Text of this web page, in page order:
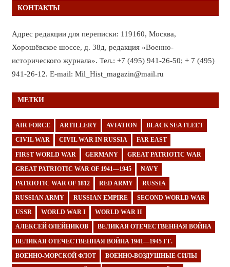
КОНТАКТЫ
Адрес редакции для переписки: 119160, Москва,
Хорошёвское шоссе, д. 38д, редакция «Военно-
исторического журнала». Тел.: +7 (495) 941-26-50; + 7 (495)
941-26-12. E-mail: Mil_Hist_magazin@mail.ru
МЕТКИ
AIR FORCE ARTILLERY AVIATION BLACK SEA FLEET
CIVIL WAR CIVIL WAR IN RUSSIA FAR EAST
FIRST WORLD WAR GERMANY GREAT PATRIOTIC WAR
GREAT PATRIOTIC WAR OF 1941—1945 NAVY
PATRIOTIC WAR OF 1812 RED ARMY RUSSIA
RUSSIAN ARMY RUSSIAN EMPIRE SECOND WORLD WAR
USSR WORLD WAR I WORLD WAR II
АЛЕКСЕЙ ОЛЕЙНИКОВ ВЕЛИКАЯ ОТЕЧЕСТВЕННАЯ ВОЙНА
ВЕЛИКАЯ ОТЕЧЕСТВЕННАЯ ВОЙНА 1941—1945 ГГ.
ВОЕННО-МОРСКОЙ ФЛОТ ВОЕННО-ВОЗДУШНЫЕ СИЛЫ